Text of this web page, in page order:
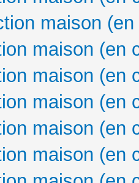
maison
maison (en
maison (en
maison (en
maison (en
maison (en